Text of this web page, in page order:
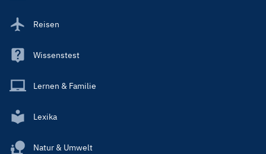
Reisen
Wissenstest
Lernen & Familie
Lexika
Natur & Umwelt